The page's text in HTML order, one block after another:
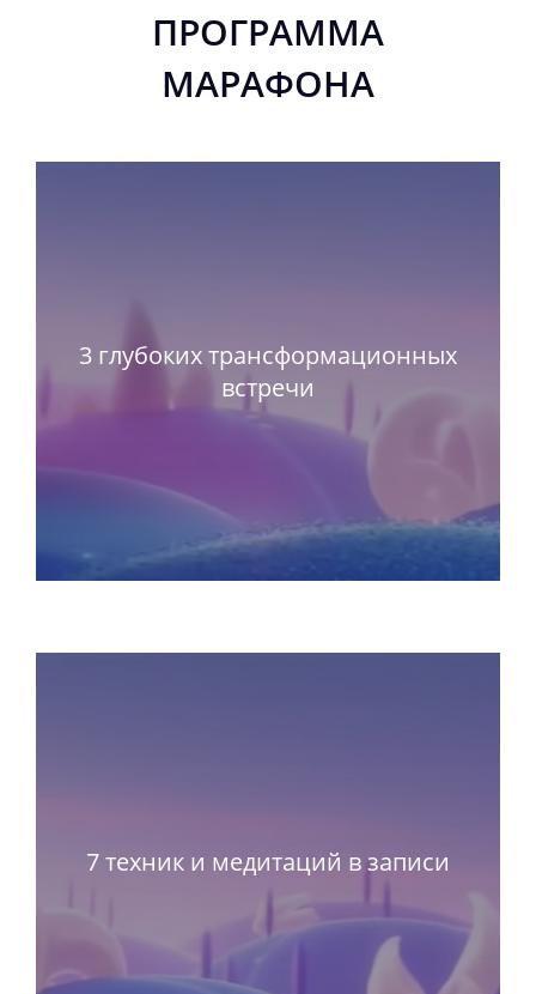
ПРОГРАММА
МАРАФОНА
3 глубоких трансформационных
встречи
7 техник и медитаций в записи